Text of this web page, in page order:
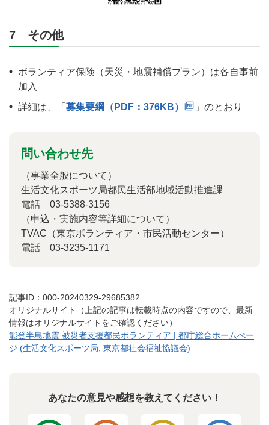
7 その他
ボランティア保険（天災・地震補償プラン）は各自事前
加入
詳細は、「 募集要綱（PDF：376KB） 」のとおり
問い合わせ先
（事業全般について）
生活文化スポーツ局都民生活部地域活動推進課
電話 03-5388-3156
（申込・実施内容等詳細について）
TVAC（東京ボランティア・市民活動センター）
電話 03-3235-1171
記事ID：000-20240329-29685382
オリジナルサイト（上記の記事は転載時点の内容ですので、最新
情報はオリジナルサイトをご確認ください）
能登半島地震 被災者支援都民ボランティア | 都庁総合ホームぺー
ジ (生活文化スポーツ局, 東京都社会福祉協議会)
あなたの意見や感想を教えてください！